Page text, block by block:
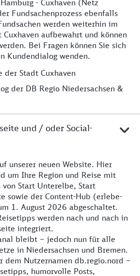
- Cuxhaven (Netz
Fundsachenprozess ebenfalls
werden weiterhin im
Cuxhaven aufbewahrt und können
Bei Fragen können Sie sich
Kundendialog wenden.
der Stadt Cuxhaven
der DB Regio Niedersachsen &
und / oder Social-
unserer neuen Website. Hier
um Ihre Region und Reise mit
von Start Unterelbe, Start
sowie der Content-Hub (erlebe-
1. August 2026 abgeschaltet.
werden nach und nach in
integriert.
bleibt – jedoch nun für alle
in Niedersachsen und Bremen.
dem Nutzernamen db.regio.nord –
humorvolle Posts,